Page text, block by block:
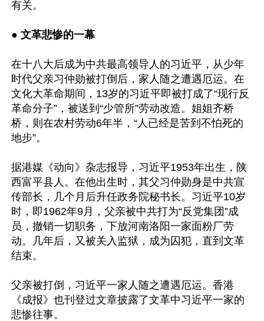
有关。
● 文革悲惨的一幕
在十八大后成为中共最高领导人的习近平，从少年
时代父亲习仲勋被打倒后，家人随之遭遇厄运。在
文化大革命期间，13岁的习近平即被打成了“现行反
革命分子”，被送到“少管所”劳动改造。姐姐齐桥
桥，则在农村劳动6年半，“人已经是苦到不怕死的
地步”。
据港媒《动向》杂志报导，习近平1953年出生，陕
西富平县人。在他出生时，其父习仲勋身是中共宣
传部长，几个月后升任政务院秘书长。习近平10岁
时，即1962年9月，父亲被中共打为“反党集团”成
员，撤销一切职务，下放河南洛阳一家面粉厂劳
动。几年后，又被关入监狱，成为囚犯，直到文革
结束。
父亲被打倒，习近平一家人随之遭遇厄运。香港
《成报》也刊登过文章披露了文革中习近平一家的
悲惨往事。